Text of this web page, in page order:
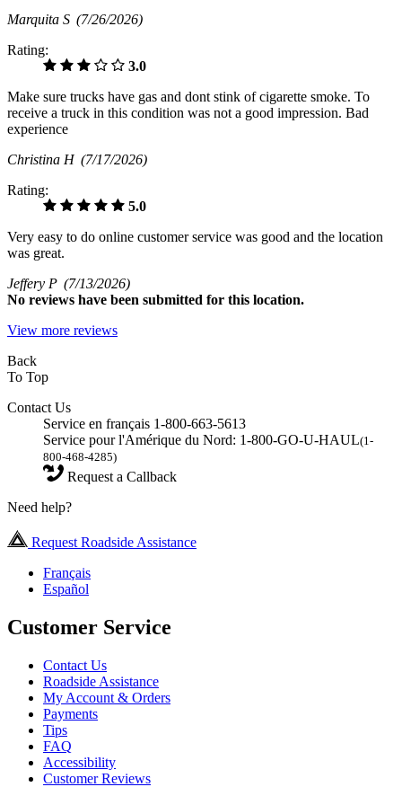
Marquita S (7/26/2026)
Rating:
3.0
Make sure trucks have gas and dont stink of cigarette smoke. To
receive a truck in this condition was not a good impression. Bad
experience
Christina H (7/17/2026)
Rating:
5.0
Very easy to do online customer service was good and the location
was great.
Jeffery P (7/13/2026)
No reviews have been submitted for this location.
View more reviews
Back
To Top
Contact Us
Service en français 1-800-663-5613
Service pour l'Amérique du Nord: 1-800-GO-U-HAUL(1-
800-468-4285)
Request a Callback
Need help?
Request Roadside Assistance
Français
Español
Customer Service
Contact Us
Roadside Assistance
My Account & Orders
Payments
Tips
FAQ
Accessibility
Customer Reviews